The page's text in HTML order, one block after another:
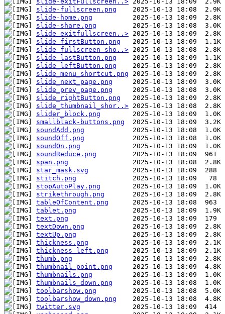
slide-fullscreen.png
slide-home.png
slide-share.png
slide_exitfullscreen..>
slide_firstButton.png
slide_fullscreen_sho..>
slide_lastButton.png
slide_leftButton.png
slide_menu_shortcut.png
slide_next_page.png
slide_prev_page.png
slide_rightButton.png
slide_thumbnail_shor..>
slider_block.png
smallblack-buttons.png
soundAdd.png
soundOff.png
soundOn.png
soundReduce.png
span.png
star_mask.svg
stitch.png
stopAutoPlay.png
strikethrough.png
tableOfContent.png
tablet.png
text.png
textDown.png
textUp.png
thickness.png
thickness_left.png
thumb.png
thumbnail_point.png
thumbnails.png
thumbnails_down.png
toolbarshow.png
toolbarshow_down.png
twitter.svg